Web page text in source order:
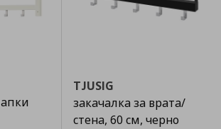
TJUSIG
закачалка за врата/
стена, 60 см, черно